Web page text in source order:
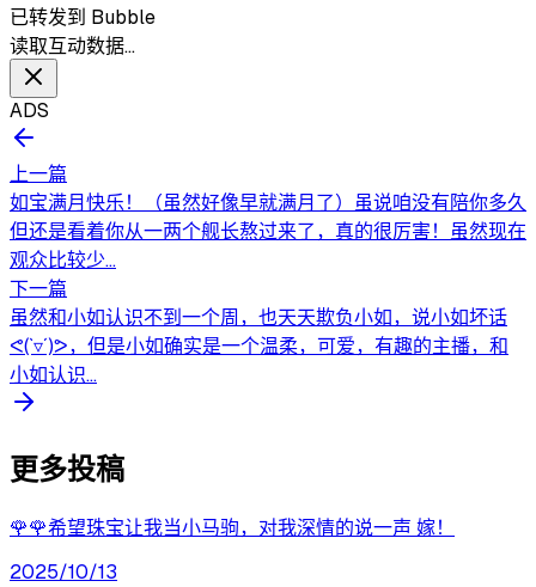
已转发到 Bubble
读取互动数据…
ADS
上一篇
如宝满月快乐！（虽然好像早就满月了）虽说咱没有陪你多久
但还是看着你从一两个舰长熬过来了，真的很厉害！虽然现在
观众比较少...
下一篇
虽然和小如认识不到一个周，也天天欺负小如，说小如坏话
ᕙ(`▿´)ᕗ，但是小如确实是一个温柔，可爱，有趣的主播，和
小如认识...
更多投稿
🌹🌹希望珠宝让我当小马驹，对我深情的说一声 嫁！
2025/10/13